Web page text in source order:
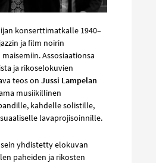
konserttimatkalle 1940–
ja film noirin
Assosiaationsa
ja rikoselokuvien
teos on Jussi Lampelan
musiikillinen
kahdelle solistille,
lavaprojisoinnille.
yhdistetty elokuvan
paheiden ja rikosten